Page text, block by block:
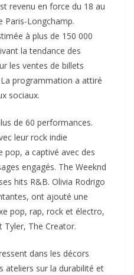
revenu en force du 18 au
Paris-Longchamp.
à plus de 150 000
la tendance des
les ventes de billets
programmation a attiré
sociaux.​
de 60 performances.
leur rock indie
pop, a captivé avec des
engagés. The Weeknd
hits R&B. Olivia Rodrigo
ont ajouté une
pop, rap, rock et électro,
Tyler, The Creator.​
dans les décors
ateliers sur la durabilité et